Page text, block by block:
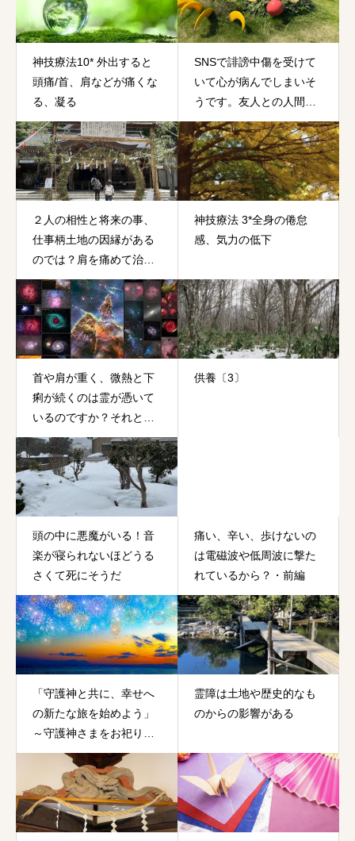
神技療法10* 外出すると
頭痛/首、肩などが痛くな
る、凝る
SNSで誹謗中傷を受けて
いて心が病んでしまいそ
うです。友人との人間関
係で悪いのは私ですか？
２人の相性と将来の事、
仕事柄土地の因縁がある
のでは？肩を痛めて治ら
なくて辛いです。
神技療法 3*全身の倦怠
感、気力の低下
首や肩が重く、微熱と下
痢が続くのは霊が憑いて
いるのですか？それとも
コロナワクチンの副作用
でしょうか？
供養〔3〕
頭の中に悪魔がいる！音
楽が寝られないほどうる
さくて死にそうだ
痛い、辛い、歩けないの
は電磁波や低周波に撃た
れているから？・前編
「守護神と共に、幸せへ
の新たな旅を始めよう」
～守護神さまをお祀り
し、これからの人生を幸
せに生きて行きましょう
霊障は土地や歴史的なも
のからの影響がある